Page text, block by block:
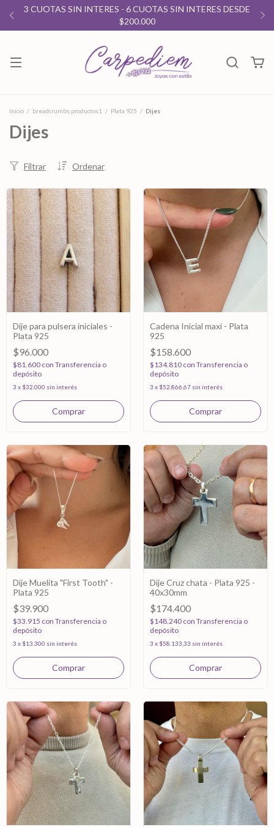
3 CUOTAS SIN INTERES - 6 CUOTAS SIN INTERES DESDE
$200.000
Inicio / breadcrumbs.productos1 / Plata 925 / Dijes
Dijes
Ordenar
Filtrar
Dije para pulsera iniciales -
Plata 925
$96.000
$81.600 con Transferencia o
depósito
3 x $32.000 sin interés
Comprar
Cadena Inicial maxi - Plata
925
$158.600
$134.810 con Transferencia o
depósito
3 x $52.866,67 sin interés
Comprar
Dije Muelita "First Tooth" -
Plata 925
$39.900
$33.915 con Transferencia o
depósito
3 x $13.300 sin interés
Dije Cruz chata - Plata 925 -
40x30mm
$174.400
$148.240 con Transferencia o
depósito
3 x $58.133,33 sin interés